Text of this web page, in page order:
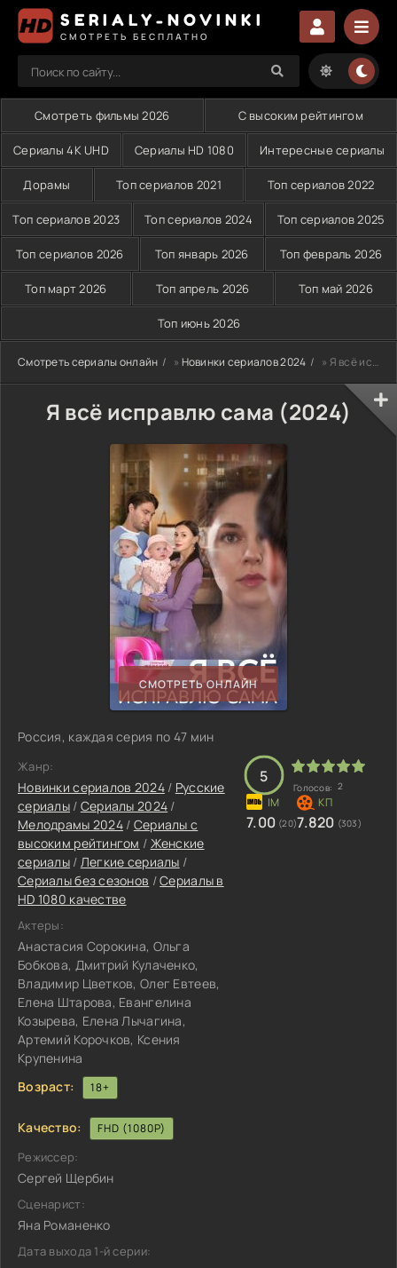
SERIALY-NOVINKI
СМОТРЕТЬ БЕСПЛАТНО
Смотреть фильмы 2026 С высоким рейтингом
Сериалы 4K UHD Сериалы HD 1080 Интересные сериалы
Дорамы Топ сериалов 2021 Топ сериалов 2022
Топ сериалов 2023 Топ сериалов 2024 Топ сериалов 2025
Топ сериалов 2026 Топ январь 2026 Топ февраль 2026
Топ март 2026 Топ апрель 2026 Топ май 2026
Топ июнь 2026
Смотреть сериалы онлайн » Новинки сериалов 2024 » Я всё исправлю сама (2024)
Я всё исправлю сама (2024)
СМОТРЕТЬ ОНЛАЙН
Россия, каждая серия по 47 мин
Жанр:
Новинки сериалов 2024/ Русские
сериалы/ Сериалы 2024 /
Мелодрамы 2024/ Сериалы с
высоким рейтингом / Женские
сериалы/ Легкие сериалы /
Сериалы без сезонов /Сериалы в
HD 1080 качестве
Актеры:
Анастасия Сорокина, Ольга
Бобкова, Дмитрий Кулаченко,
Владимир Цветков, Олег Евтеев,
Елена Штарова, Евангелина
Козырева, Елена Лычагина,
Артемий Корочков, Ксения
Крупенина
Возраст:
18+
5
Голосов: 2
7.00 (20)7.820 (303)
Качество: FHD (1080P)
Режиссер:
Сергей Щербин
Сценарист:
Яна Романенко
Дата выхода 1-й серии: